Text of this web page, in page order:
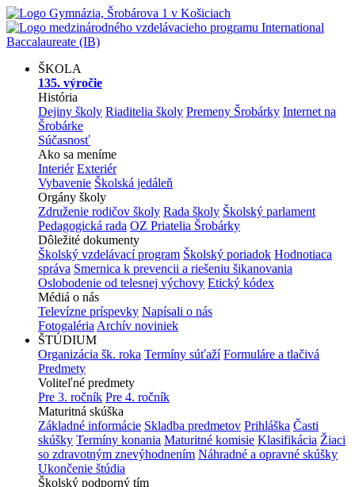
ŠKOLA
135. výročie
História
Dejiny školy Riaditelia školy Premeny Šrobárky Internet na
Šrobárke
Súčasnosť
Ako sa meníme
Interiér Exteriér
Vybavenie Školská jedáleň
Orgány školy
Združenie rodičov školy Rada školy Školský parlament
Pedagogická rada OZ Priatelia Šrobárky
Dôležité dokumenty
Školský vzdelávací program Školský poriadok Hodnotiaca
správa Smernica k prevencii a riešeniu šikanovania
Oslobodenie od telesnej výchovy Etický kódex
Médiá o nás
Televízne príspevky Napísali o nás
Fotogaléria Archív noviniek
ŠTÚDIUM
Organizácia šk. roka Termíny súťaží Formuláre a tlačivá
Predmety
Voliteľné predmety
Pre 3. ročník Pre 4. ročník
Maturitná skúška
Základné informácie Skladba predmetov Prihláška Časti
skúšky Termíny konania Maturitné komisie Klasifikácia Žiaci
so zdravotným znevýhodnením Náhradné a opravné skúšky
Ukončenie štúdia
Školský podporný tím